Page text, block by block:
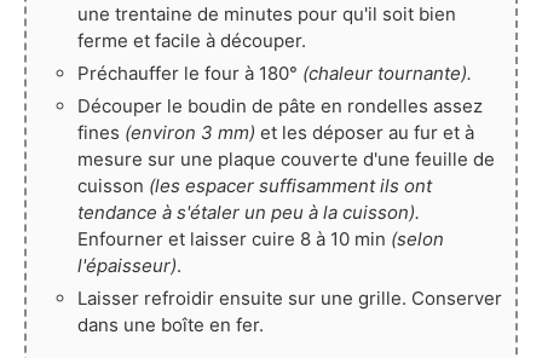
une trentaine de minutes pour qu'il soit bien
ferme et facile à découper.
Préchauffer le four à 180° (chaleur tournante).
Découper le boudin de pâte en rondelles assez
fines (environ 3 mm) et les déposer au fur et à
mesure sur une plaque couverte d'une feuille de
cuisson (les espacer suffisamment ils ont
tendance à s'étaler un peu à la cuisson).
Enfourner et laisser cuire 8 à 10 min (selon
l'épaisseur).
Laisser refroidir ensuite sur une grille. Conserver
dans une boîte en fer.